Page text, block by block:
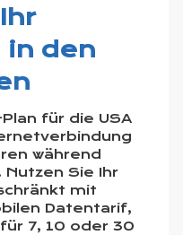
in den
für die USA
während
Sie Ihr
mit
Datentarif,
7, 10 oder 30